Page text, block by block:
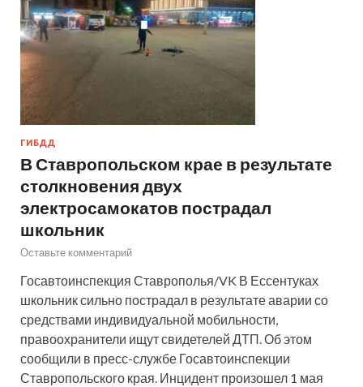
ГИБДД
В Ставропольском крае в результате
столкновения двух
электросамокатов пострадал
школьник
Оставьте комментарий
Госавтоинспекция Ставрополья/VK В Ессентуках
школьник сильно пострадал в результате аварии со
средствами индивидуальной мобильности,
правоохранители ищут свидетелей ДТП. Об этом
сообщили в пресс-службе Госавтоинспекции
Ставропольского края. Инцидент произошел 1 мая